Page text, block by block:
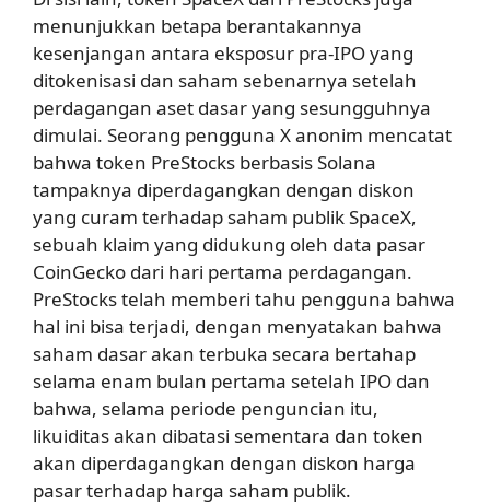
menunjukkan betapa berantakannya
kesenjangan antara eksposur pra-IPO yang
ditokenisasi dan saham sebenarnya setelah
perdagangan aset dasar yang sesungguhnya
dimulai. Seorang pengguna X anonim mencatat
bahwa token PreStocks berbasis Solana
tampaknya diperdagangkan dengan diskon
yang curam terhadap saham publik SpaceX,
sebuah klaim yang didukung oleh data pasar
CoinGecko dari hari pertama perdagangan.
PreStocks telah memberi tahu pengguna bahwa
hal ini bisa terjadi, dengan menyatakan bahwa
saham dasar akan terbuka secara bertahap
selama enam bulan pertama setelah IPO dan
bahwa, selama periode penguncian itu,
likuiditas akan dibatasi sementara dan token
akan diperdagangkan dengan diskon harga
pasar terhadap harga saham publik.